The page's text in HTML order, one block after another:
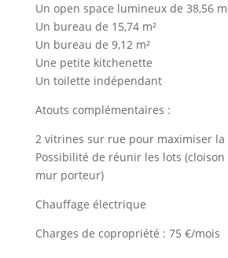
Un open space lumineux de 38,56
Un bureau de 15,74 m²
Un bureau de 9,12 m²
Une petite kitchenette
Un toilette indépendant
Atouts complémentaires :
2 vitrines sur rue pour maximiser
Possibilité de réunir les lots (cloison
mur porteur)
Chauffage électrique
Charges de copropriété : 75 €/mois